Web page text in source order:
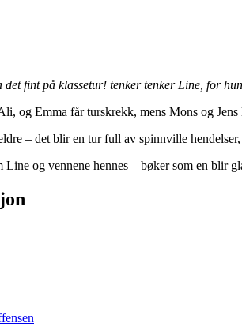
fint på klassetur! tenker tenker Line, for
og Emma får turskrekk, mens Mons og Jens
– det blir en tur full av spinnville
Line og vennene hennes – bøker som en blir